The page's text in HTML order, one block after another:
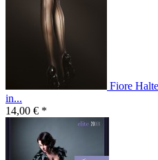
Fiore
in...
14,00 € *